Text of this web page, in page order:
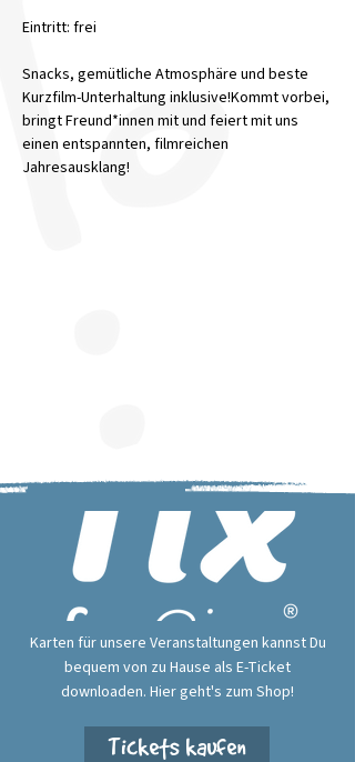
Eintritt: frei
Snacks, gemütliche Atmosphäre und beste
Kurzfilm-Unterhaltung inklusive!Kommt vorbei,
bringt Freund*innen mit und feiert mit uns
einen entspannten, filmreichen
Jahresausklang!
Karten für unsere Veranstaltungen kannst Du
bequem von zu Hause als E-Ticket
downloaden. Hier geht's zum Shop!
Tickets kaufen